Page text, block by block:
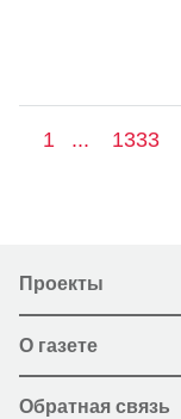
1 ... 1333
Проекты
О газете
Обратная связь